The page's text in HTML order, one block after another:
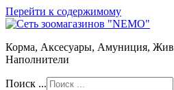
Перейти к содержимому
Корма, Аксесуары, Амуниция,
Наполнители
Поиск ...